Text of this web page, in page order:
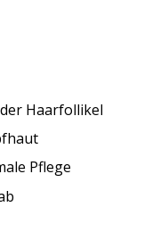
Haarfollikel
Pflege